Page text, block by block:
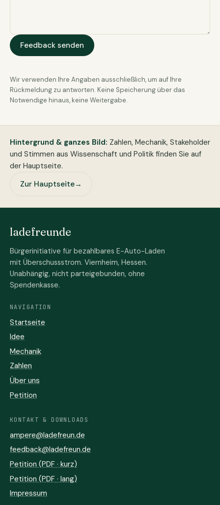
Feedback senden
Wir verwenden Ihre Angaben ausschließlich, um auf Ihre
Rückmeldung zu antworten. Keine Speicherung über das
Notwendige hinaus, keine Weitergabe.
Hintergrund & ganzes Bild: Zahlen, Mechanik, Stakeholder
und Stimmen aus Wissenschaft und Politik finden Sie auf
der Hauptseite.
Zur Hauptseite→
ladefreunde
Bürgerinitiative für bezahlbares E-Auto-Laden
mit Überschussstrom. Viernheim, Hessen.
Unabhängig, nicht parteigebunden, ohne
Spendenkasse.
NAVIGATION
Startseite
Idee
Mechanik
Zahlen
Über uns
Petition
KONTAKT & DOWNLOADS
ampere@ladefreun.de
feedback@ladefreun.de
Petition (PDF · kurz)
Petition (PDF · lang)
Impressum